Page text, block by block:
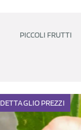
PICCOLI FRUTTI
DETTAGLIO PREZZI